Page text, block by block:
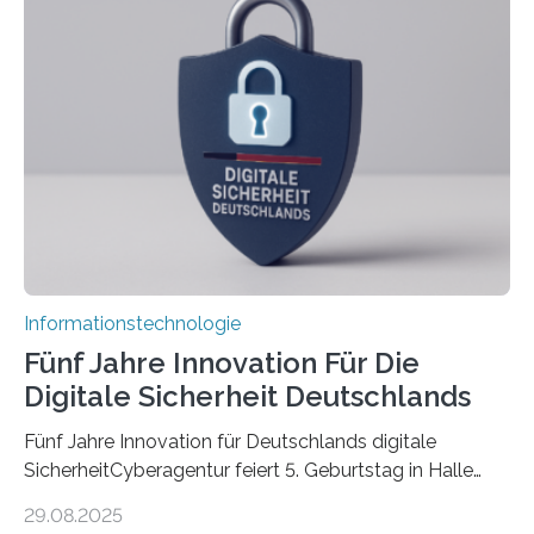
über einen Zeitraum von vier Jahren insgesamt 15
Promovierende im Rahmen von CAVECORE mit
kognitiven Robotern beschäftigen – also mit Robotern,
die mittels Sensoren ihre Umgebung erfassen,
Informationen verarbeiten und häufig auch mit…
Informationstechnologie
Fünf Jahre Innovation Für Die
Digitale Sicherheit Deutschlands
Fünf Jahre Innovation für Deutschlands digitale
SicherheitCyberagentur feiert 5. Geburtstag in Halle
ErfolgeDie Agentur für Innovation in der
29.08.2025